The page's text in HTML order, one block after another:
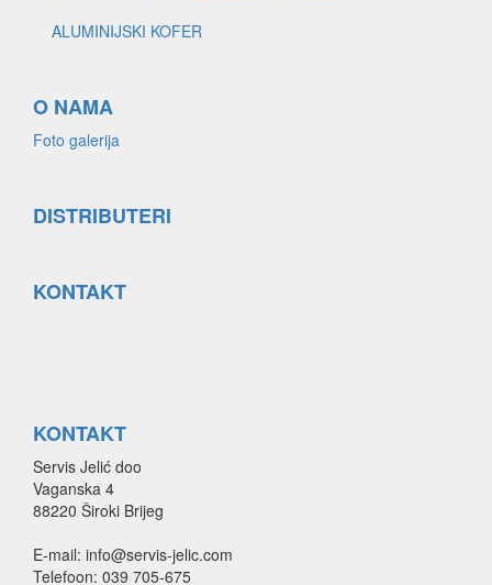
ALUMINIJSKI KOFER
O NAMA
Foto galerija
DISTRIBUTERI
KONTAKT
KONTAKT
Servis Jelić doo
Vaganska 4
88220 Široki Brijeg
E-mail: info@servis-jelic.com
Telefoon: 039 705-675